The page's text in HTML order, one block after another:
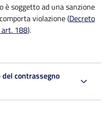
è soggetto ad una sanzione
violazione (Decreto
188).
contrassegno